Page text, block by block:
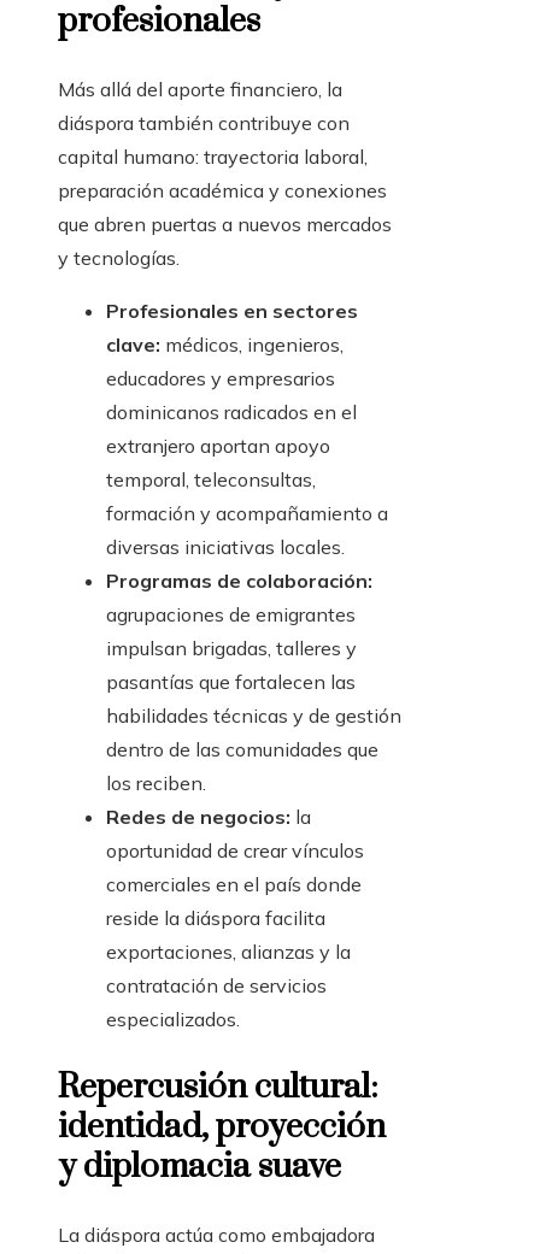
profesionales
Más allá del aporte financiero, la
diáspora también contribuye con
capital humano: trayectoria laboral,
preparación académica y conexiones
que abren puertas a nuevos mercados
y tecnologías.
Profesionales en sectores
clave: médicos, ingenieros,
educadores y empresarios
dominicanos radicados en el
extranjero aportan apoyo
temporal, teleconsultas,
formación y acompañamiento a
diversas iniciativas locales.
Programas de colaboración:
agrupaciones de emigrantes
impulsan brigadas, talleres y
pasantías que fortalecen las
habilidades técnicas y de gestión
dentro de las comunidades que
los reciben.
Redes de negocios: la
oportunidad de crear vínculos
comerciales en el país donde
reside la diáspora facilita
exportaciones, alianzas y la
contratación de servicios
especializados.
Repercusión cultural:
identidad, proyección
y diplomacia suave
La diáspora actúa como embajadora